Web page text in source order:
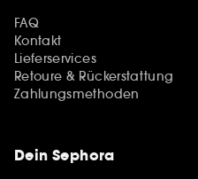
FAQ
Kontakt
Lieferservices
Retoure & Rückerstattung
Zahlungsmethoden
Dein Sephora